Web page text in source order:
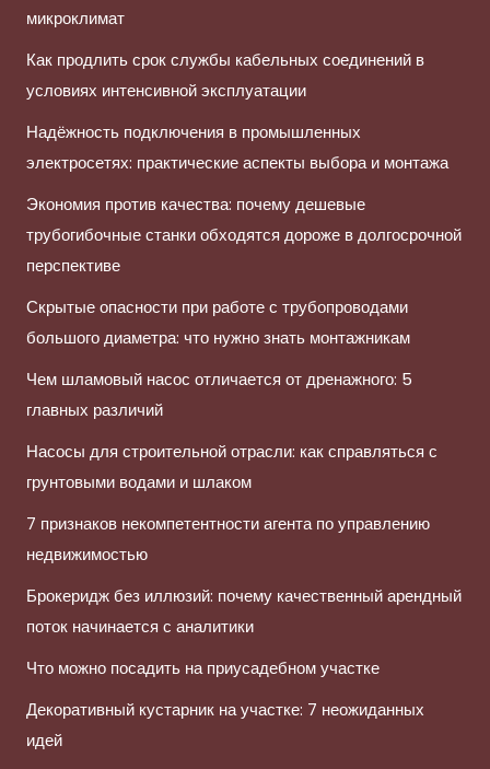
микроклимат
Как продлить срок службы кабельных соединений в
условиях интенсивной эксплуатации
Надёжность подключения в промышленных
электросетях: практические аспекты выбора и монтажа
Экономия против качества: почему дешевые
трубогибочные станки обходятся дороже в долгосрочной
перспективе
Скрытые опасности при работе с трубопроводами
большого диаметра: что нужно знать монтажникам
Чем шламовый насос отличается от дренажного: 5
главных различий
Насосы для строительной отрасли: как справляться с
грунтовыми водами и шлаком
7 признаков некомпетентности агента по управлению
недвижимостью
Брокеридж без иллюзий: почему качественный арендный
поток начинается с аналитики
Что можно посадить на приусадебном участке
Декоративный кустарник на участке: 7 неожиданных
идей